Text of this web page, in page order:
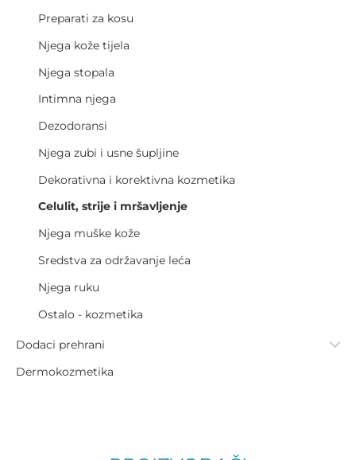
Preparati za kosu
Njega kože tijela
Njega stopala
Intimna njega
Dezodoransi
Njega zubi i usne šupljine
Dekorativna i korektivna kozmetika
Celulit, strije i mršavljenje
Njega muške kože
Sredstva za održavanje leća
Njega ruku
Ostalo - kozmetika
Dodaci prehrani
Dermokozmetika